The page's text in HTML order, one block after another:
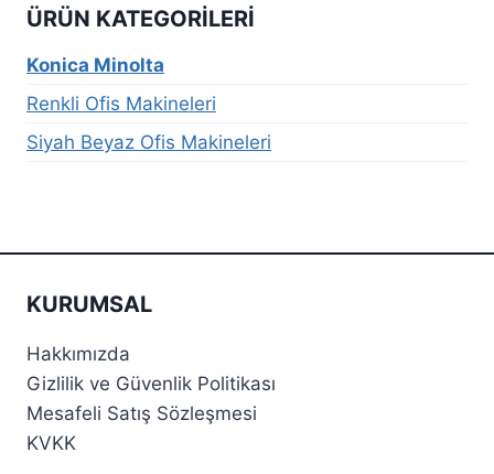
ÜRÜN KATEGORILERI
Konica Minolta
Renkli Ofis Makineleri
Siyah Beyaz Ofis Makineleri
KURUMSAL
Hakkımızda
Gizlilik ve Güvenlik Politikası
Mesafeli Satış Sözleşmesi
KVKK